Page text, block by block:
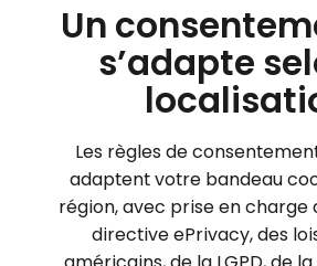
Un
s’adapte
Les règles de
adaptent votre bandeau
région, avec prise en charge
directive ePrivacy, des